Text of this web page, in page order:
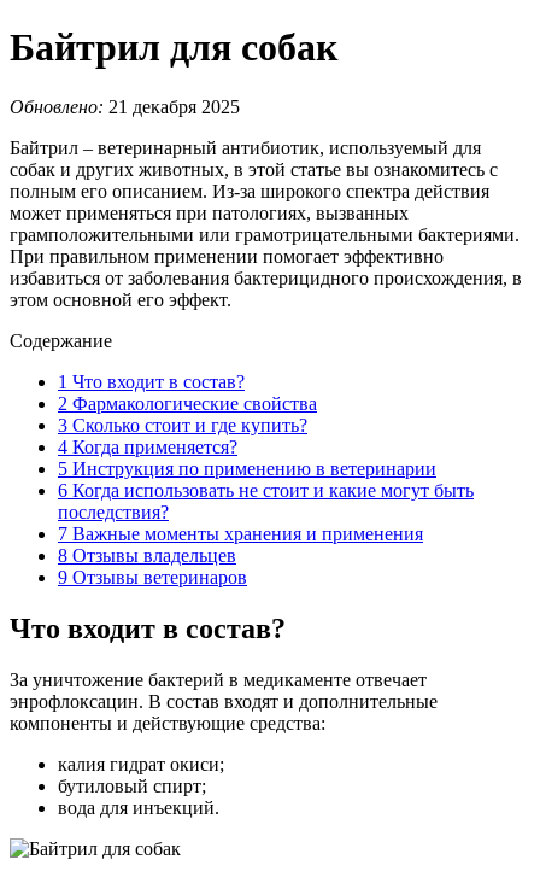
Байтрил для собак
Обновлено: 21 декабря 2025
Байтрил – ветеринарный антибиотик, используемый для
собак и других животных, в этой статье вы ознакомитесь с
полным его описанием. Из-за широкого спектра действия
может применяться при патологиях, вызванных
грамположительными или грамотрицательными бактериями.
При правильном применении помогает эффективно
избавиться от заболевания бактерицидного происхождения, в
этом основной его эффект.
Содержание
1 Что входит в состав?
2 Фармакологические свойства
3 Сколько стоит и где купить?
4 Когда применяется?
5 Инструкция по применению в ветеринарии
6 Когда использовать не стоит и какие могут быть
последствия?
7 Важные моменты хранения и применения
8 Отзывы владельцев
9 Отзывы ветеринаров
Что входит в состав?
За уничтожение бактерий в медикаменте отвечает
энрофлоксацин. В состав входят и дополнительные
компоненты и действующие средства:
калия гидрат окиси;
бутиловый спирт;
вода для инъекций.